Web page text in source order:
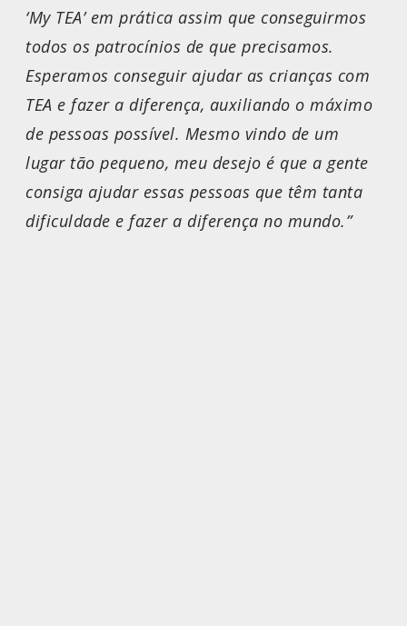
‘My TEA’ em prática assim que conseguirmos
todos os patrocínios de que precisamos.
Esperamos conseguir ajudar as crianças com
TEA e fazer a diferença, auxiliando o máximo
de pessoas possível. Mesmo vindo de um
lugar tão pequeno, meu desejo é que a gente
consiga ajudar essas pessoas que têm tanta
dificuldade e fazer a diferença no mundo.”